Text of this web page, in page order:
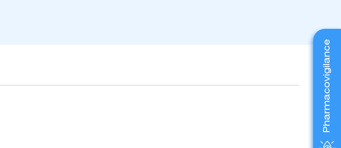
Pharmacovigilance